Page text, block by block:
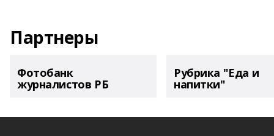
Партнеры
Фотобанк
журналистов РБ
Рубрика "Еда и
напитки"